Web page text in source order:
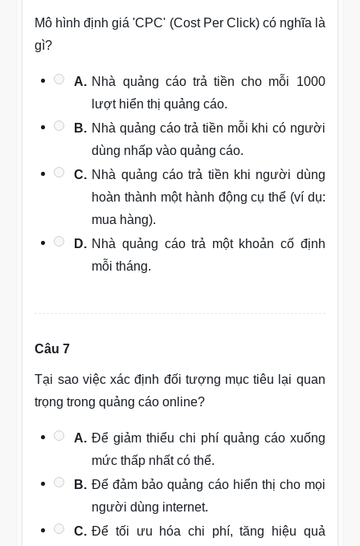
Mô hình định giá 'CPC' (Cost Per Click) có nghĩa là
gì?
A. Nhà quảng cáo trả tiền cho mỗi 1000
lượt hiển thị quảng cáo.
B. Nhà quảng cáo trả tiền mỗi khi có người
dùng nhấp vào quảng cáo.
C. Nhà quảng cáo trả tiền khi người dùng
hoàn thành một hành động cụ thể (ví dụ:
mua hàng).
D. Nhà quảng cáo trả một khoản cố định
mỗi tháng.
Câu 7
Tại sao việc xác định đối tượng mục tiêu lại quan
trọng trong quảng cáo online?
A. Để giảm thiểu chi phí quảng cáo xuống
mức thấp nhất có thể.
B. Để đảm bảo quảng cáo hiển thị cho mọi
người dùng internet.
C. Để tối ưu hóa chi phí, tăng hiệu quả